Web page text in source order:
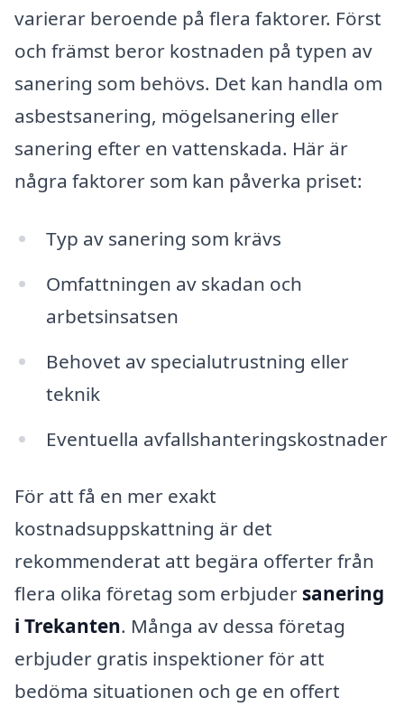
varierar beroende på flera faktorer. Först
och främst beror kostnaden på typen av
sanering som behövs. Det kan handla om
asbestsanering, mögelsanering eller
sanering efter en vattenskada. Här är
några faktorer som kan påverka priset:
Typ av sanering som krävs
Omfattningen av skadan och
arbetsinsatsen
Behovet av specialutrustning eller
teknik
Eventuella avfallshanteringskostnader
För att få en mer exakt
kostnadsuppskattning är det
rekommenderat att begära offerter från
flera olika företag som erbjuder sanering
i Trekanten. Många av dessa företag
erbjuder gratis inspektioner för att
bedöma situationen och ge en offert